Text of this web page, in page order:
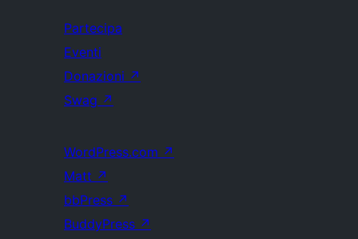
Partecipa
Eventi
Donazioni ↗
Swag ↗
WordPress.com ↗
Matt ↗
bbPress ↗
BuddyPress ↗